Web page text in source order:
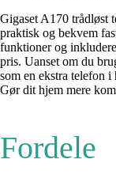
Gigaset A170 trådløst
praktisk og bekvem
funktioner og
pris. Uanset om du
som en ekstra telefon
Gør dit hjem mere
Fordele